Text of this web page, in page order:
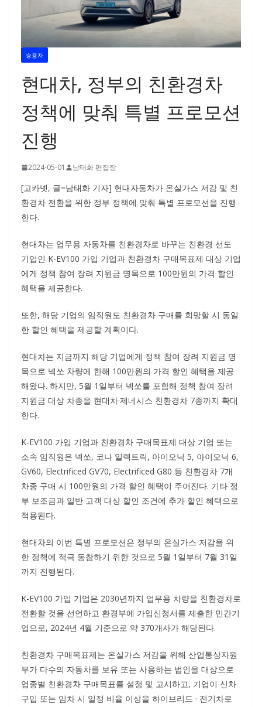
승용차
현대차, 정부의 친환경차
정책에 맞춰 특별 프로모션
진행
2024-05-01 남태화 편집장
[고카넷, 글=남태화 기자] 현대자동차가 온실가스 저감 및 친
환경차 전환을 위한 정부 정책에 맞춰 특별 프로모션을 진행
한다.
현대차는 업무용 자동차를 친환경차로 바꾸는 친환경 선도
기업인 K-EV100 가입 기업과 친환경차 구매목표제 대상 기업
에게 정책 참여 장려 지원금 명목으로 100만원의 가격 할인
혜택을 제공한다.
또한, 해당 기업의 임직원도 친환경차 구매를 희망할 시 동일
한 할인 혜택을 제공할 계획이다.
현대차는 지금까지 해당 기업에게 정책 참여 장려 지원금 명
목으로 넥쏘 차량에 한해 100만원의 가격 할인 혜택을 제공
해왔다. 하지만, 5월 1일부터 넥쏘를 포함해 정책 참여 장려
지원금 대상 차종을 현대차·제네시스 친환경차 7종까지 확대
한다.
K-EV100 가입 기업과 친환경차 구매목표제 대상 기업 또는
소속 임직원은 넥쏘, 코나 일렉트릭, 아이오닉 5, 아이오닉 6,
GV60, Electrificed GV70, Electrificed G80 등 친환경차 7개
차종 구매 시 100만원의 가격 할인 혜택이 주어진다. 기타 정
부 보조금과 일반 고객 대상 할인 조건에 추가 할인 혜택으로
적용된다.
현대차의 이번 특별 프로모션은 정부의 온실가스 저감을 위
한 정책에 적극 동참하기 위한 것으로 5월 1일부터 7월 31일
까지 진행된다.
K-EV100 가입 기업은 2030년까지 업무용 차량을 친환경차로
전환할 것을 선언하고 환경부에 가입신청서를 제출한 민간기
업으로, 2024년 4월 기준으로 약 370개사가 해당된다.
친환경차 구매목표제는 온실가스 저감을 위해 산업통상자원
부가 다수의 자동차를 보유 또는 사용하는 법인을 대상으로
업종별 친환경차 구매목표를 설정 및 고시하고, 기업이 신차
구입 또는 임차 시 일정 비율 이상을 하이브리드 · 전기차로